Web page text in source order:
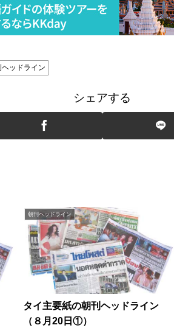
ヘッドライン
シェアする
朝刊ヘッドライン
タイ主要紙の朝刊ヘッドライン
（８月20日①）